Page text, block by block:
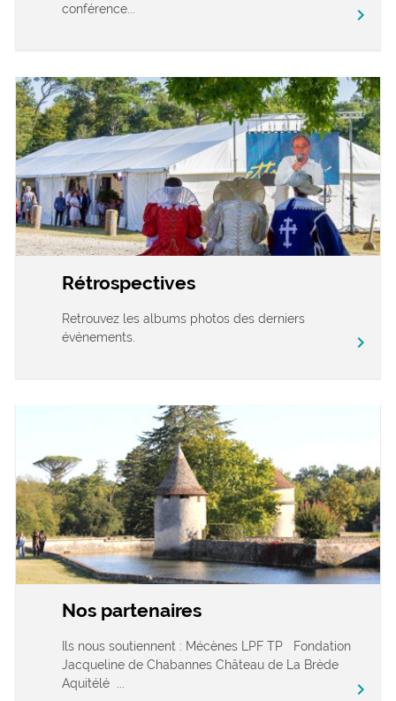
conférence...
chevron_right
Rétrospectives
Retrouvez les albums photos des derniers
événements.
chevron_right
Nos partenaires
Ils nous soutiennent : Mécènes LPF TP Fondation
Jacqueline de Chabannes Château de La Brède
Aquitélé ...
chevron_right